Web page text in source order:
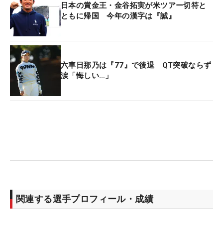
日本の賞金王・金谷拓実が米ツアー切符と
ともに帰国 今年の漢字は『誠』
六車日那乃は『77』で後退 QT突破ならず
涙「悔しい…」
関連する選手プロフィール・成績